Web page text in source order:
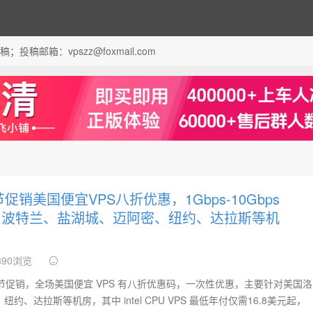
；投稿邮箱：vpszz@foxmail.com
销美国便宜VPS八折优惠，1Gbps-10Gbps
特兰、盐湖城、迈阿密、纽约、达拉斯等机
浏览
销，全场美国便宜 VPS 有八折优惠码，一次性优惠，主要针对美国洛
约、达拉斯等机房，其中 intel CPU VPS 最低年付仅需16.8美元起，